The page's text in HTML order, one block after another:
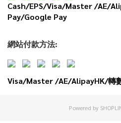
Cash/EPS/Visa/Master /AE/
Pay/Google Pay
網站付款方法:
Visa/Master /AE/AlipayHK/轉
Powered by